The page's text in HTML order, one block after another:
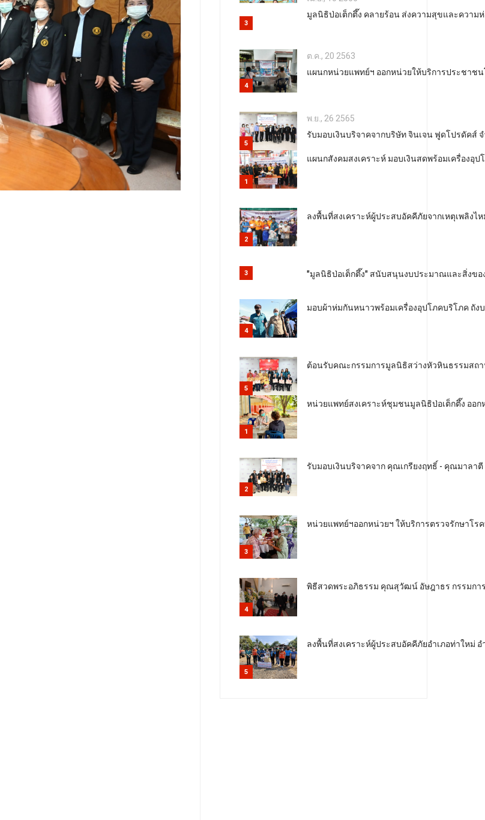
3
มูลนิธิป่อเต็กตึ๊ง คลายร้อน ส่งความสุขและควา
4
ต.ค., 20 2563
แผนกหน่วยแพทย์ฯ ออกหน่วยให้บริการประชาช
5
พ.ย., 26 2565
รับมอบเงินบริจาคจากบริษัท จินเจน ฟูดโปรดัคส์
1
แผนกสังคมสงเคราะห์ มอบเงินสดพร้อมเครื่องอุ
2
ลงพื้นที่สงเคราะห์ผู้ประสบอัคคีภัยจากเหตุเพลิง
3 "มูลนิธิป่อเต็กตึ๊ง" สนับสนุนงบประมาณและสิ่งขอ
4
มอบผ้าห่มกันหนาวพร้อมเครื่องอุปโภคบริโภค ถั
5
ต้อนรับคณะกรรมการมูลนิธิสว่างหัวหินธรรมสถา
1
หน่วยแพทย์สงเคราะห์ชุมชนมูลนิธิป่อเต็กตึ๊ง ออ
2
รับมอบเงินบริจาคจาก คุณเกรียงฤทธิ์ - คุณมาลา
3
หน่วยแพทย์ฯออกหน่วยฯ ให้บริการตรวจรักษาโ
4
พิธีสวดพระอภิธรรม คุณสุวัฒน์ อัษฎาธร กรรมกา
5
ลงพื้นที่สงเคราะห์ผู้ประสบอัคคีภัยอำเภอท่าใหม่